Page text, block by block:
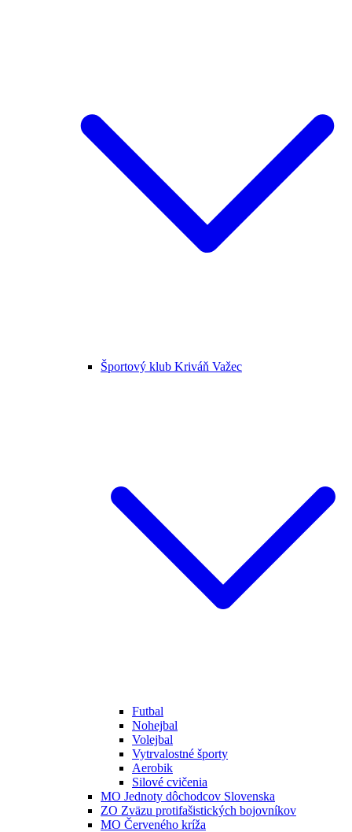
Športový klub Kriváň Važec
Futbal
Nohejbal
Volejbal
Vytrvalostné športy
Aerobik
Silové cvičenia
MO Jednoty dôchodcov Slovenska
ZO Zväzu protifašistických bojovníkov
MO Červeného kríža